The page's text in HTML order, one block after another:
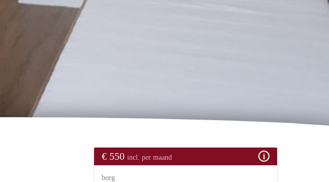
€ 550 incl. per maand
borg